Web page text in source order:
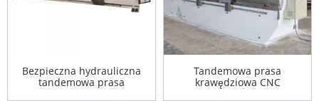
Bezpieczna hydrauliczna
tandemowa prasa
Tandemowa prasa
krawędziowa CNC